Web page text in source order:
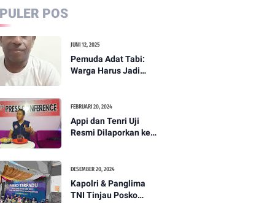
POS
JUNI 12, 2025
Pemuda Adat Tabi:
Warga Harus Jadi
FEBRUARI 20, 2024
Appi dan Tenri Uji
Resmi Dilaporkan ke
DESEMBER 20, 2024
Kapolri & Panglima
TNI Tinjau Posko